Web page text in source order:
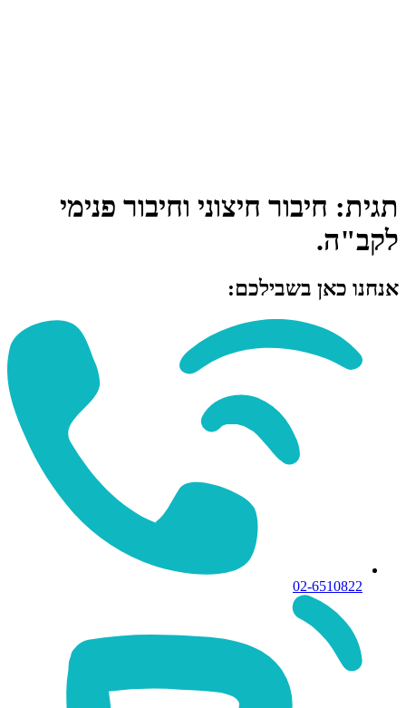
תגית: חיבור חיצוני וחיבור פנימי
לקב"ה.
אנחנו כאן בשבילכם:
02-6510822